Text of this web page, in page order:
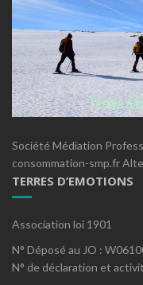
Société Médiation
consommation-smp.fr
TERRES D’EMOTIONS
Association loi 1901
N° Déposé au JO :
N° de déclaration et